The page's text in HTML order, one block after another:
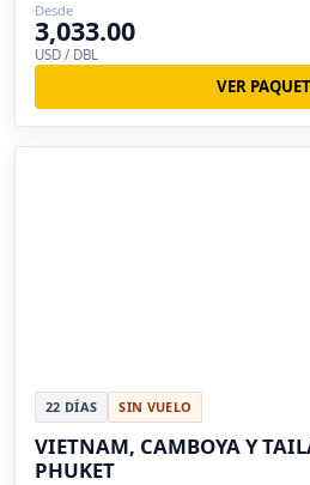
Desde
3,033.00
USD / DBL
VER
22 DÍAS SIN VUELO
VIETNAM, CAMBOYA Y
PHUKET